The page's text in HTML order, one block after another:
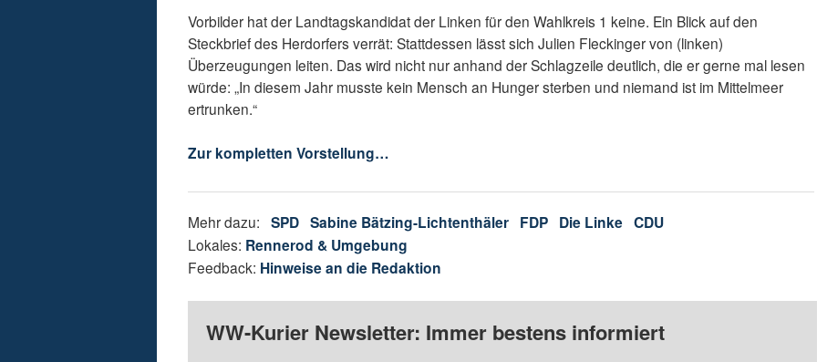
Vorbilder hat der Landtagskandidat der Linken für den Wahlkreis 1 keine. Ein Blick auf den
Steckbrief des Herdorfers verrät: Stattdessen lässt sich Julien Fleckinger von (linken)
Überzeugungen leiten. Das wird nicht nur anhand der Schlagzeile deutlich, die er gerne mal lesen
würde: „In diesem Jahr musste kein Mensch an Hunger sterben und niemand ist im Mittelmeer
ertrunken.“
Zur kompletten Vorstellung…
Mehr dazu:SPD Sabine Bätzing-Lichtenthäler FDP Die Linke CDU
Lokales: Rennerod & Umgebung
Feedback: Hinweise an die Redaktion
WW-Kurier Newsletter: Immer bestens informiert